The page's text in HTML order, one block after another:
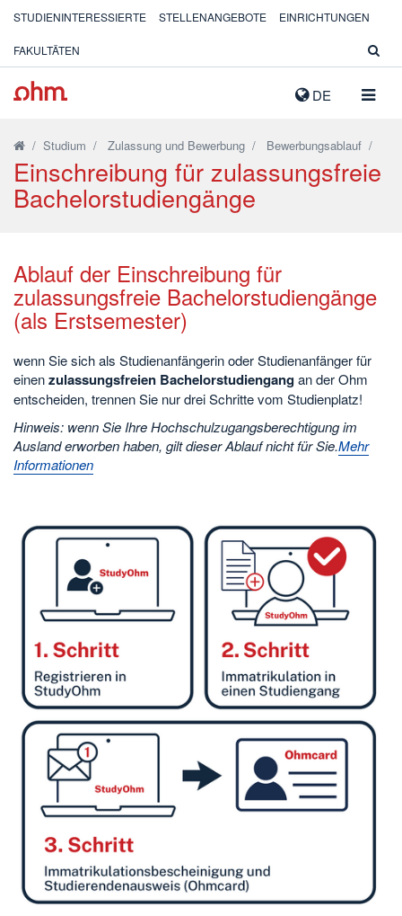
DE
STUDIENINTERESSIERTE STELLENANGEBOTE EINRICHTUNGEN
FAKULTÄTEN
/ Studium / Zulassung und Bewerbung / Bewerbungsablauf /
Einschreibung für zulassungsfreie
Bachelorstudiengänge
Ablauf der Einschreibung für
zulassungsfreie Bachelorstudiengänge
(als Erstsemester)
wenn Sie sich als Studienanfängerin oder Studienanfänger für
einenzulassungsfreien Bachelorstudiengangan der Ohm
entscheiden, trennen Sie nur drei Schritte vom Studienplatz!
Hinweis: wenn Sie Ihre Hochschulzugangsberechtigung im
Ausland erworben haben, gilt dieser Ablauf nicht für Sie.Mehr
Informationen